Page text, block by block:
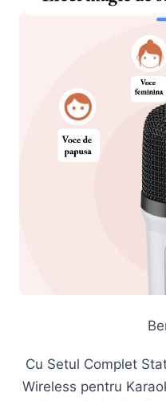
Cu Setul Complet
Wireless pentru